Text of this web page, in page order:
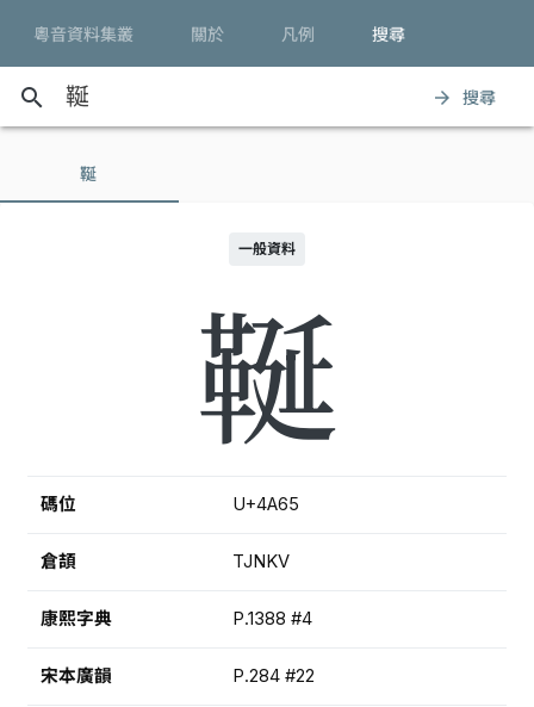
粵音資料集叢 關於 凡例 搜尋
search arrow_forward 搜尋
䩥
一般資料
䩥
碼位 U+4A65
倉頡 TJNKV
康熙字典 P.1388 #4
宋本廣韻 P.284 #22